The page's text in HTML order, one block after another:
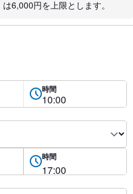
6,000円を上限とします。
時間
時間